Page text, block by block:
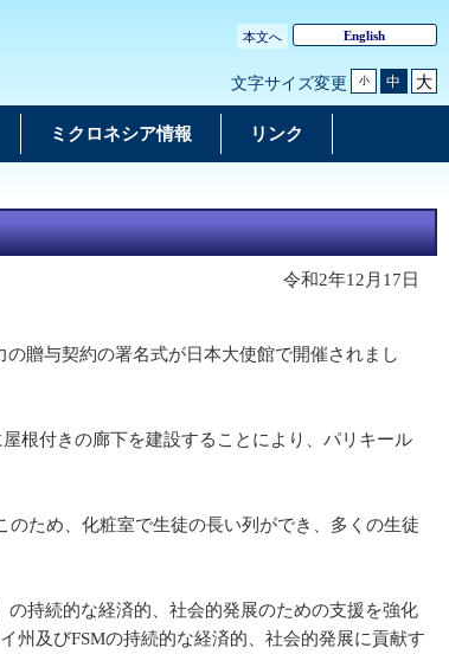
本文へ English
文字サイズ変更 小 中 大
ミクロネシア情報 リンク
令和2年12月17日
贈与契約の署名式が日本大使館で開催されまし
根付きの廊下を建設することにより、パリキール
ため、化粧室で生徒の長い列ができ、多くの生徒
持続的な経済的、社会的発展のための支援を強化
州及びFSMの持続的な経済的、社会的発展に貢献す